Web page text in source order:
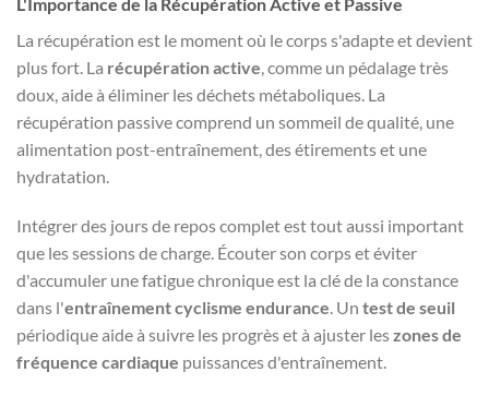
La récupération est le moment où le corps s'adapte et devient
plus fort. La récupération active , comme un pédalage très
doux, aide à éliminer les déchets métaboliques. La
récupération passive comprend un sommeil de qualité, une
alimentation post-entraînement, des étirements et une
hydratation.
Intégrer des jours de repos complet est tout aussi important
que les sessions de charge. Écouter son corps et éviter
d'accumuler une fatigue chronique est la clé de la constance
dans l'entraînement cyclisme endurance. Un test de seuil
périodique aide à suivre les progrès et à ajuster leszones de
fréquence cardiaque puissances d'entraînement.